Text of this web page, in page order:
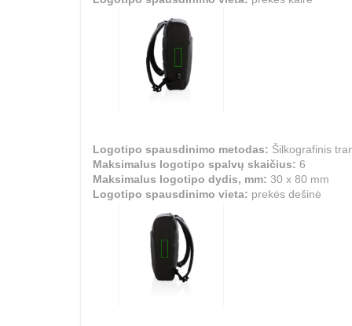
Logotipo spausdinimo metodas: Šilkografinis
Maksimalus logotipo spalvų skaičius: 6
Maksimalus logotipo dydis, mm: 30 x 80 mm
Logotipo spausdinimo vieta: prekės dešinė